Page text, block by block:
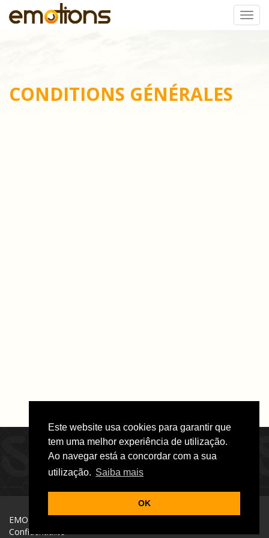
Este website usa cookies para garantir que
tem uma melhor experiência de utilização.
Ao navegar está a concordar com a sua
utilização. Saiba mais
OK
CONDITIONS GÉNÉRALES
EMOTIONS © Todos os direitos reservados |
Confidentialité